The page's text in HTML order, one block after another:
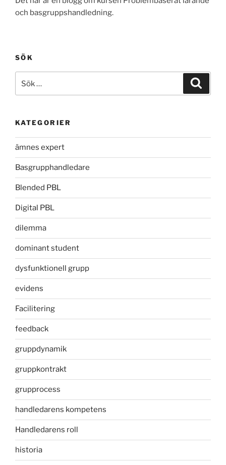
och basgruppshandledning.
SÖK
efter:
KATEGORIER
ämnes expert
Basgrupphandledare
Blended PBL
Digital PBL
dilemma
dominant student
dysfunktionell grupp
evidens
Facilitering
feedback
gruppdynamik
gruppkontrakt
grupprocess
handledarens kompetens
Handledarens roll
historia